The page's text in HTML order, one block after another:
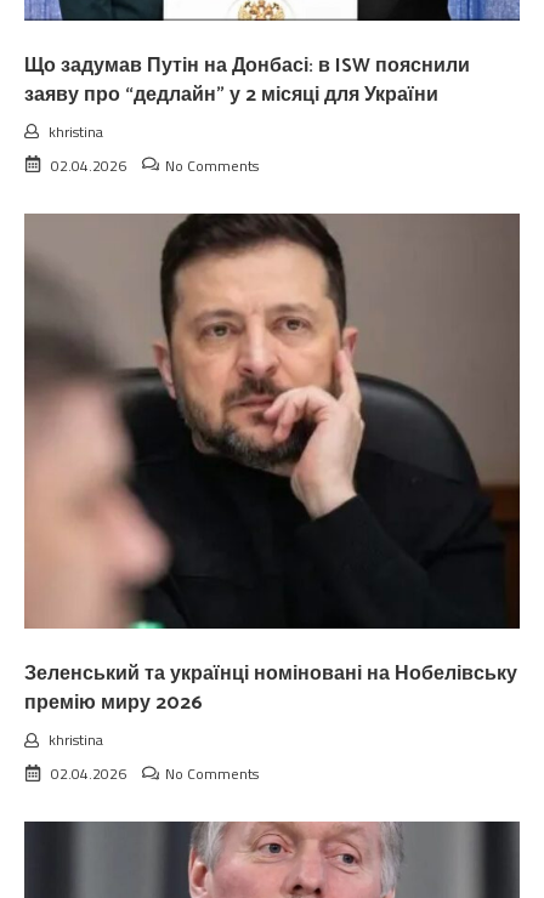
Що задумав Путін на Донбасі: в ISW пояснили
заяву про “дедлайн” у 2 місяці для України
khristina
02.04.2026
No Comments
Зеленський та українці номіновані на Нобелівську
премію миру 2026
khristina
02.04.2026
No Comments